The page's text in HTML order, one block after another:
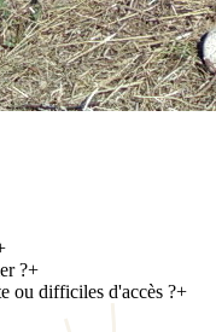
?+
ou difficiles d'accès ?+